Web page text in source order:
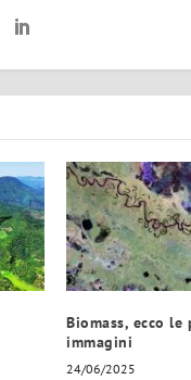
Biomass, ecco le
immagini
24/06/2025